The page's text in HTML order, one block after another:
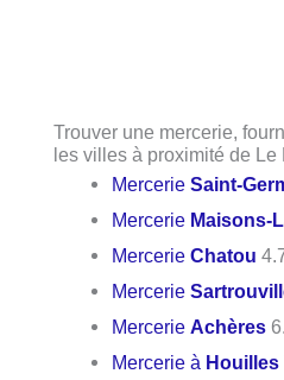
Trouver une mercerie,
les villes à proximité de
MercerieSaint-
Mercerie Maisons-
MercerieChatou
Mercerie
MercerieAchères
Mercerie à Houilles